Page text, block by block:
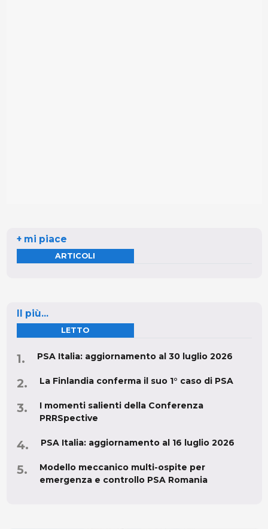
+ mi piace
ARTICOLI
Il più...
LETTO
PSA Italia: aggiornamento al 30 luglio 2026
La Finlandia conferma il suo 1° caso di PSA
I momenti salienti della Conferenza
PRRSpective
PSA Italia: aggiornamento al 16 luglio 2026
Modello meccanico multi-ospite per
emergenza e controllo PSA Romania